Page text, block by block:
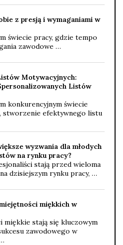
z presją i wymaganiami w
świecie pracy, gdzie tempo
zawodowe …
Motywacyjnych:
Listów
konkurencyjnym świecie
stworzenie efektywnego listu
wyzwania dla młodych
na rynku pracy?
stają przed wieloma
dzisiejszym rynku pracy, …
miękkich w
miękkie stają się kluczowym
zawodowego w